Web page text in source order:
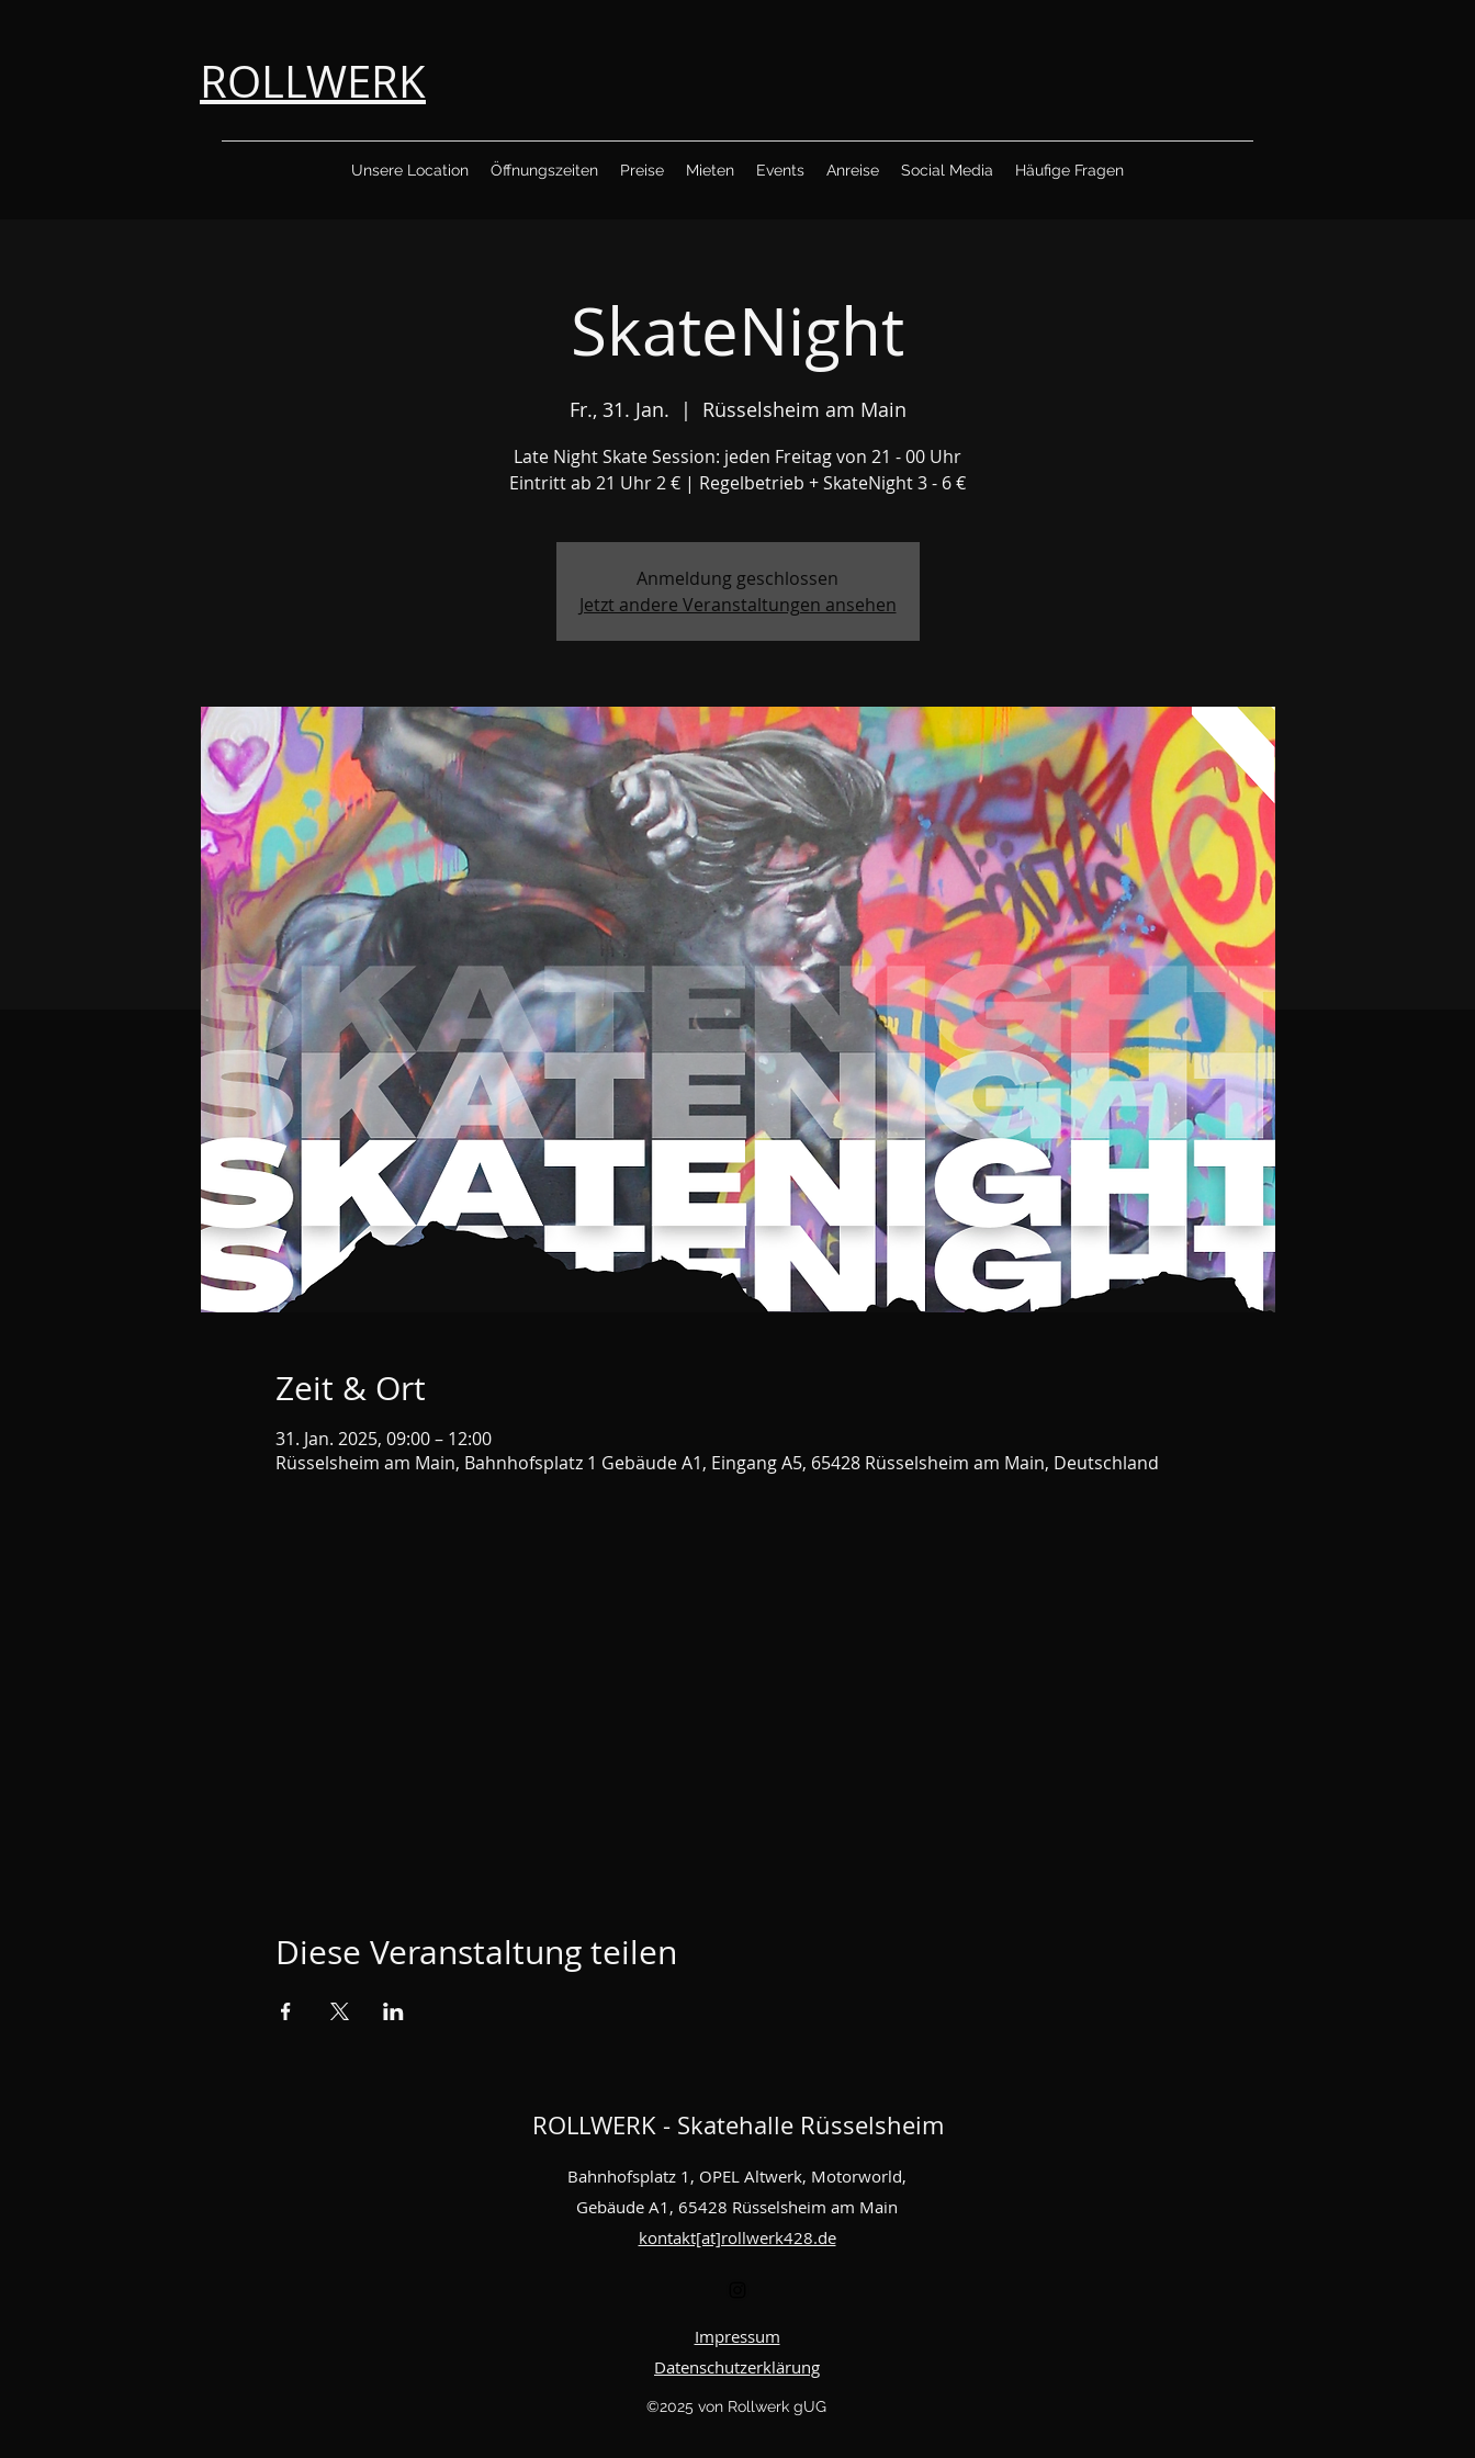
ROLLWERK
Unsere Location Öffnungszeiten Preise Mieten Events Anreise Social Media Häufige Fragen
SkateNight
Fr., 31. Jan.
  |
Rüsselsheim am Main
Late Night Skate Session: jeden Freitag von 21 - 00 Uhr
Eintritt ab 21 Uhr 2 € | Regelbetrieb + SkateNight 3 - 6 €
Anmeldung geschlossen
Jetzt andere Veranstaltungen ansehen
Zeit & Ort
31. Jan. 2025, 09:00 – 12:00
Rüsselsheim am Main, Bahnhofsplatz 1 Gebäude A1, Eingang A5, 65428 Rüsselsheim am Main, Deutschland
Diese Veranstaltung teilen
ROLLWERK - Skatehalle Rüsselsheim
Bahnhofsplatz 1, OPEL Altwerk, Motorworld,
Gebäude A1, 65428 Rüsselsheim am Main
kontakt[at]rollwerk428.de
Impressum
Datenschutzerklärung
©2025 von Rollwerk gUG